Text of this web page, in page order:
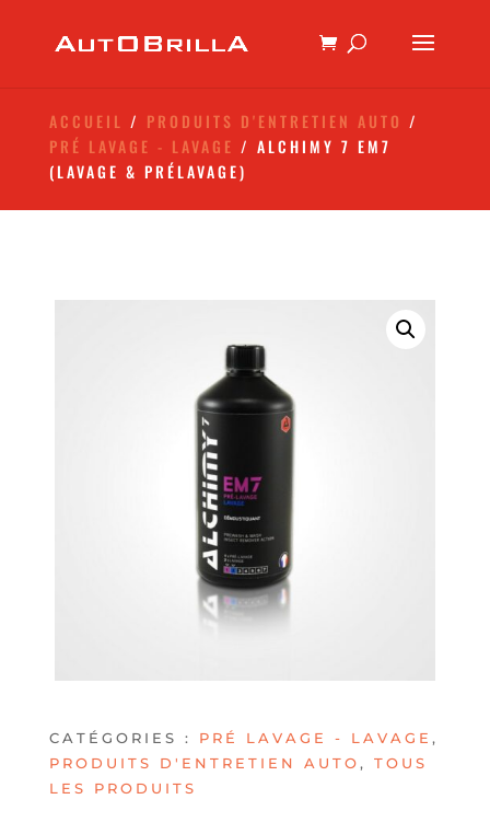
ACCUEIL / PRODUITS D'ENTRETIEN AUTO /
PRÉ LAVAGE - LAVAGE / ALCHIMY 7 EM7
(LAVAGE & PRÉLAVAGE)
CATÉGORIES : PRÉ LAVAGE - LAVAGE ,
PRODUITS D'ENTRETIEN AUTO, TOUS
LES PRODUITS